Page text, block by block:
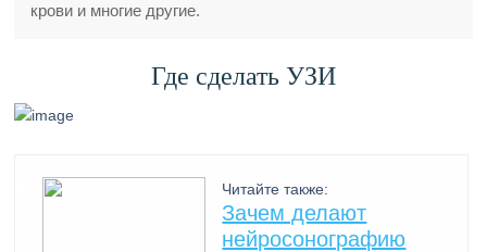
крови и многие другие.
Где сделать УЗИ
Читайте также:
Зачем делают
нейросонографию